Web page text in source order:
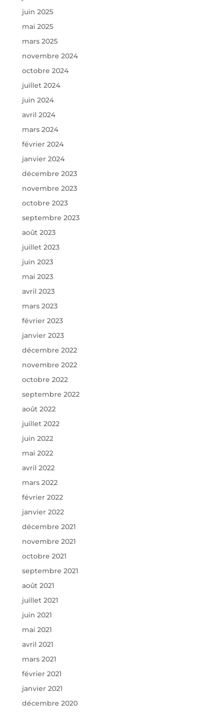
juin 2025
mai 2025
mars 2025
novembre 2024
octobre 2024
juillet 2024
juin 2024
avril 2024
mars 2024
février 2024
janvier 2024
décembre 2023
novembre 2023
octobre 2023
septembre 2023
août 2023
juillet 2023
juin 2023
mai 2023
avril 2023
mars 2023
février 2023
janvier 2023
décembre 2022
novembre 2022
octobre 2022
septembre 2022
août 2022
juillet 2022
juin 2022
mai 2022
avril 2022
mars 2022
février 2022
janvier 2022
décembre 2021
novembre 2021
octobre 2021
septembre 2021
août 2021
juillet 2021
juin 2021
mai 2021
avril 2021
mars 2021
février 2021
janvier 2021
décembre 2020